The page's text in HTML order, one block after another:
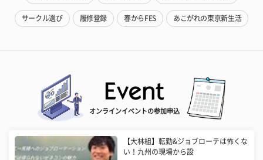
サークル選び 履修登録 春からFES あこがれの東京新生活
オンラインイベントの参加申込
【大林組】転勤&ジョブローテは怖くな
い！九州の現場から設